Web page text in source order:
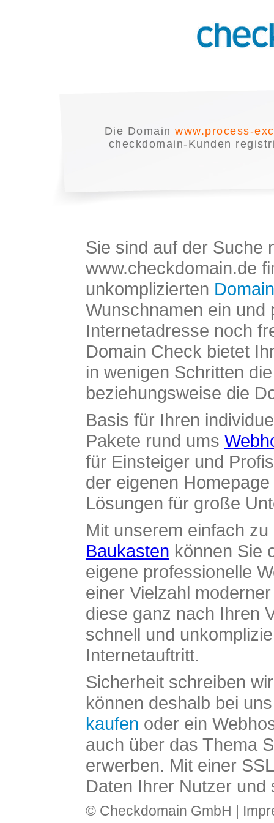
Die Domain www.process-
checkdomain-Kunden
Sie sind auf der Suche
www.checkdomain.de
unkomplizierten
Wunschnamen ein und
Internetadresse noch
Domain Check bietet
in wenigen Schritten
beziehungsweise die
Basis für Ihren
Pakete rund ums
für Einsteiger und
der eigenen
Lösungen für große
Mit unserem einfach
Baukasten können Sie
eigene professionelle
einer Vielzahl
diese ganz nach Ihren
schnell und
Internetauftritt.
Sicherheit schreiben
können deshalb bei
kaufen oder ein
auch über das Thema
erwerben. Mit einer
Daten Ihrer Nutzer und
© Checkdomain GmbH |